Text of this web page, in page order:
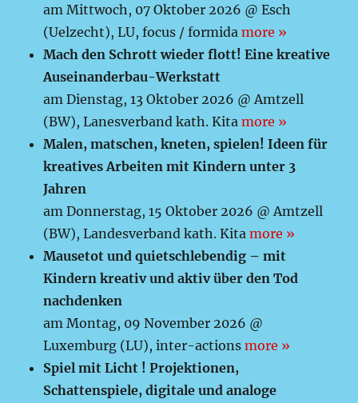
am Mittwoch, 07 Oktober 2026 @ Esch
(Uelzecht), LU, focus / formidamore »
Mach den Schrott wieder flott! Eine kreative
Auseinanderbau-Werkstatt
am Dienstag, 13 Oktober 2026 @ Amtzell
(BW), Lanesverband kath. Kitamore »
Malen, matschen, kneten, spielen! Ideen für
kreatives Arbeiten mit Kindern unter 3
Jahren
am Donnerstag, 15 Oktober 2026 @ Amtzell
(BW), Landesverband kath. Kitamore »
Mausetot und quietschlebendig – mit
Kindern kreativ und aktiv über den Tod
nachdenken
am Montag, 09 November 2026 @
Luxemburg (LU), inter-actionsmore »
Spiel mit Licht ! Projektionen,
Schattenspiele, digitale und analoge